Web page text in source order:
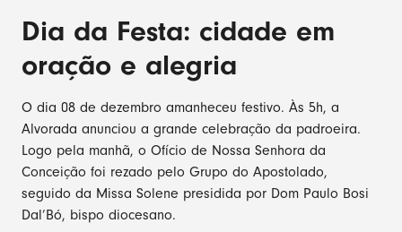
Dia da Festa: cidade em
oração e alegria
O dia 08 de dezembro amanheceu festivo. Às 5h, a
Alvorada anunciou a grande celebração da padroeira.
Logo pela manhã, o Ofício de Nossa Senhora da
Conceição foi rezado pelo Grupo do Apostolado,
seguido da Missa Solene presidida por Dom Paulo Bosi
Dal’Bó, bispo diocesano.